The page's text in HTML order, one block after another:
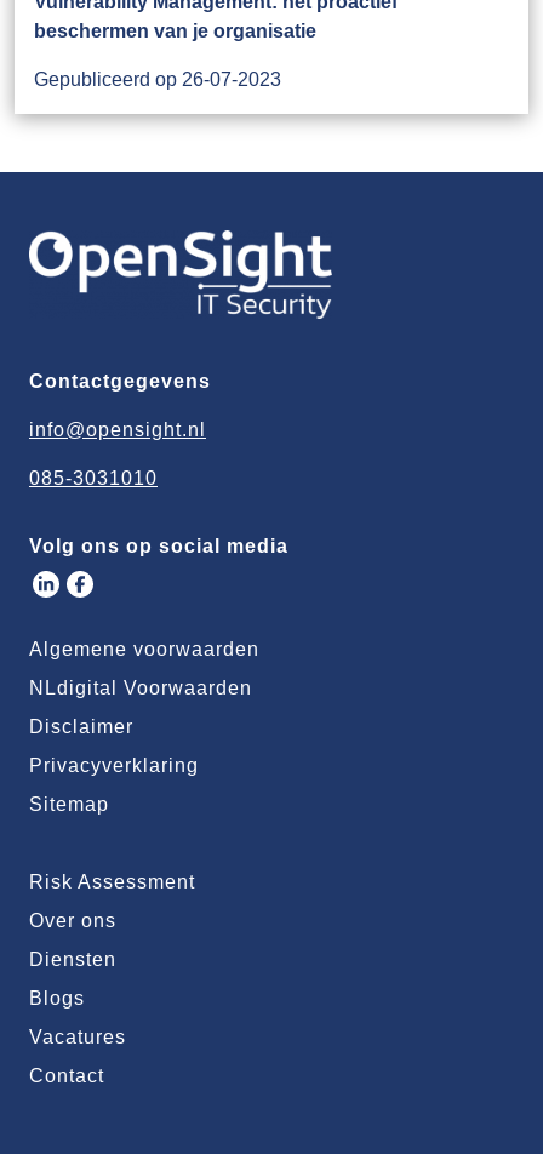
beschermen van je organisatie
Gepubliceerd op 26-07-2023
Contactgegevens
info@opensight.nl
085-3031010
Volg ons op social media
Algemene voorwaarden
NLdigital Voorwaarden
Disclaimer
Privacyverklaring
Sitemap
Risk Assessment
Over ons
Diensten
Blogs
Vacatures
Contact